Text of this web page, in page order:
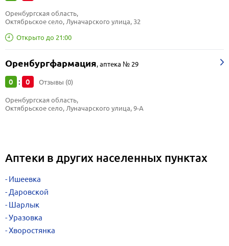
Открыто до 21:00
Оренбургская область,
Октябрьское село, Луначарского улица, 32
Оренбургфармация,аптека № 29
0 : 0 Отзывы (0)
Оренбургская область,
Октябрьское село, Луначарского улица, 9-А
Аптеки в других населенных пунктах
Ишеевка
Даровской
Шарлык
Уразовка
Хворостянка